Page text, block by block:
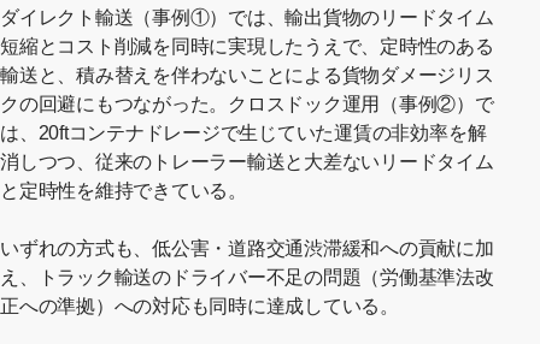
ダイレクト輸送（事例①）では、輸出貨物のリードタイム
短縮とコスト削減を同時に実現したうえで、定時性のある
輸送と、積み替えを伴わないことによる貨物ダメージリス
クの回避にもつながった。クロスドック運用（事例②）で
は、20ftコンテナドレージで生じていた運賃の非効率を解
消しつつ、従来のトレーラー輸送と大差ないリードタイム
と定時性を維持できている。
いずれの方式も、低公害・道路交通渋滞緩和への貢献に加
え、トラック輸送のドライバー不足の問題（労働基準法改
正への準拠）への対応も同時に達成している。